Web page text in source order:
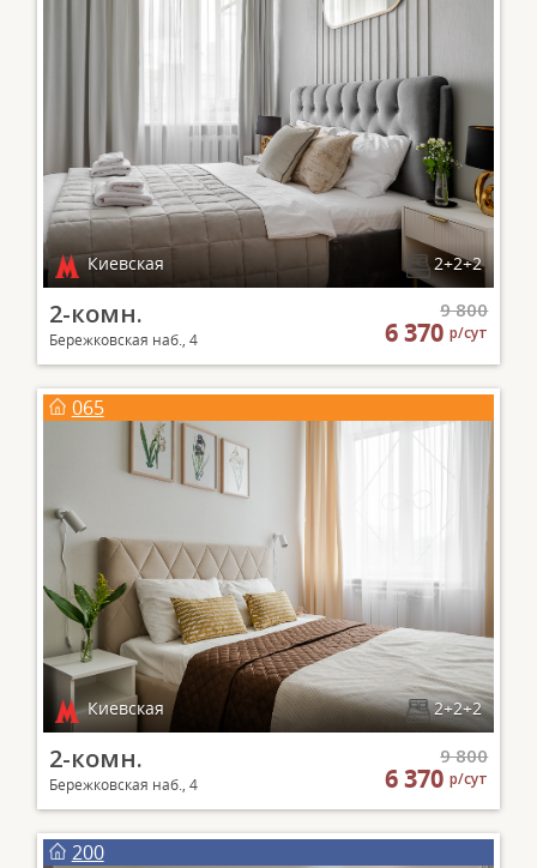
Киевская 2+2+2
2-комн.
Бережковская наб., 4
9 800
6 370р/сут
065
Киевская 2+2+2
2-комн.
Бережковская наб., 4
9 800
6 370р/сут
200